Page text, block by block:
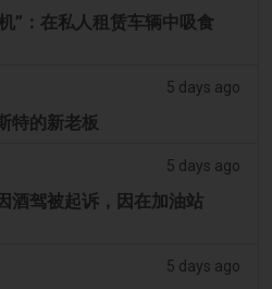
”：在私人租赁车辆中吸食
5 days ago
特的新老板
5 days ago
酒驾被起诉，因在加油站
5 days ago